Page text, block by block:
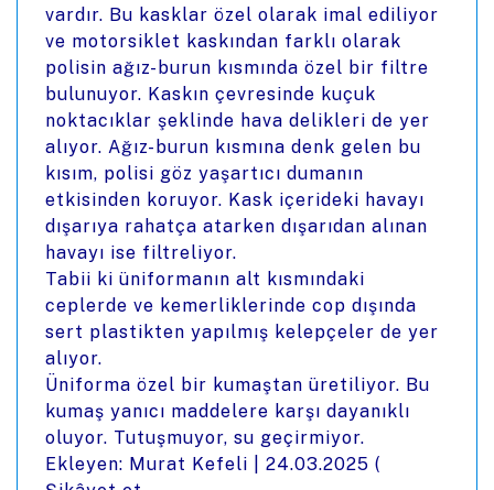
vardır. Bu kasklar özel olarak imal ediliyor
ve motorsiklet kaskından farklı olarak
polisin ağız-burun kısmında özel bir filtre
bulunuyor. Kaskın çevresinde kuçuk
noktacıklar şeklinde hava delikleri de yer
alıyor. Ağız-burun kısmına denk gelen bu
kısım, polisi göz yaşartıcı dumanın
etkisinden koruyor. Kask içerideki havayı
dışarıya rahatça atarken dışarıdan alınan
havayı ise filtreliyor.
Tabii ki üniformanın alt kısmındaki
ceplerde ve kemerliklerinde cop dışında
sert plastikten yapılmış kelepçeler de yer
alıyor.
Üniforma özel bir kumaştan üretiliyor. Bu
kumaş yanıcı maddelere karşı dayanıklı
oluyor. Tutuşmuyor, su geçirmiyor.
Ekleyen: Murat Kefeli | 24.03.2025 (